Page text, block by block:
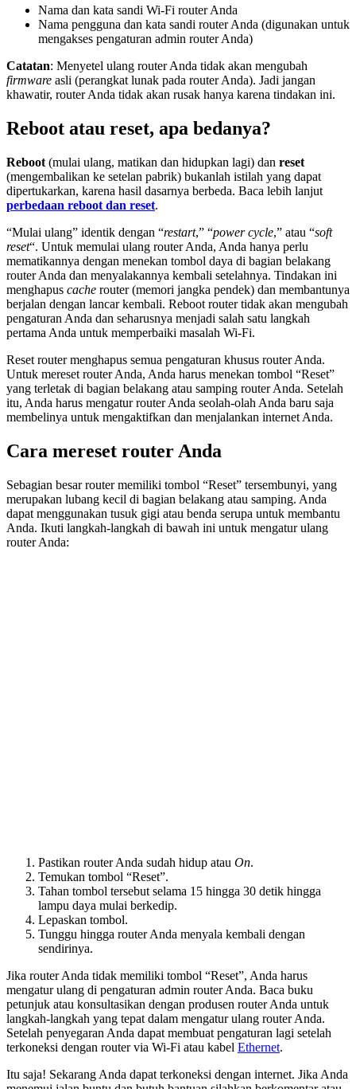
Nama dan kata sandi Wi-Fi router Anda
Nama pengguna dan kata sandi router Anda (digunakan untuk
mengakses pengaturan admin router Anda)
Catatan: Menyetel ulang router Anda tidak akan mengubah
firmware asli (perangkat lunak pada router Anda). Jadi jangan
khawatir, router Anda tidak akan rusak hanya karena tindakan ini.
Reboot atau reset, apa bedanya?
Reboot (mulai ulang, matikan dan hidupkan lagi) dan reset
(mengembalikan ke setelan pabrik) bukanlah istilah yang dapat
dipertukarkan, karena hasil dasarnya berbeda. Baca lebih lanjut
perbedaan reboot dan reset.
“Mulai ulang” identik dengan “restart,” “power cycle,” atau “soft
reset“. Untuk memulai ulang router Anda, Anda hanya perlu
mematikannya dengan menekan tombol daya di bagian belakang
router Anda dan menyalakannya kembali setelahnya. Tindakan ini
menghapus cache router (memori jangka pendek) dan membantunya
berjalan dengan lancar kembali. Reboot router tidak akan mengubah
pengaturan Anda dan seharusnya menjadi salah satu langkah
pertama Anda untuk memperbaiki masalah Wi-Fi.
Reset router menghapus semua pengaturan khusus router Anda.
Untuk mereset router Anda, Anda harus menekan tombol “Reset”
yang terletak di bagian belakang atau samping router Anda. Setelah
itu, Anda harus mengatur router Anda seolah-olah Anda baru saja
membelinya untuk mengaktifkan dan menjalankan internet Anda.
Cara mereset router Anda
Sebagian besar router memiliki tombol “Reset” tersembunyi, yang
merupakan lubang kecil di bagian belakang atau samping. Anda
dapat menggunakan tusuk gigi atau benda serupa untuk membantu
Anda. Ikuti langkah-langkah di bawah ini untuk mengatur ulang
router Anda:
Pastikan router Anda sudah hidup atau On.
Temukan tombol “Reset”.
Tahan tombol tersebut selama 15 hingga 30 detik hingga
lampu daya mulai berkedip.
Lepaskan tombol.
Tunggu hingga router Anda menyala kembali dengan
sendirinya.
Jika router Anda tidak memiliki tombol “Reset”, Anda harus
mengatur ulang di pengaturan admin router Anda. Baca buku
petunjuk atau konsultasikan dengan produsen router Anda untuk
langkah-langkah yang tepat dalam mengatur ulang router Anda.
Setelah penyegaran Anda dapat membuat pengaturan lagi setelah
terkoneksi dengan router via Wi-Fi atau kabel Ethernet.
Itu saja! Sekarang Anda dapat terkoneksi dengan internet. Jika Anda